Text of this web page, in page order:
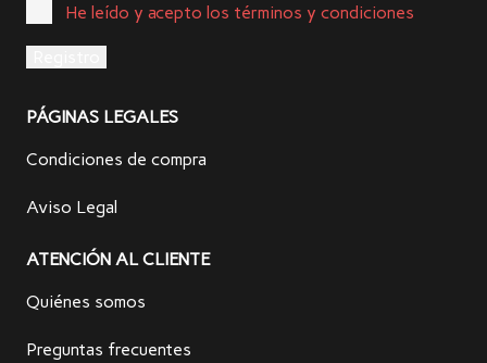
He leído y acepto los términos y condiciones
PÁGINAS LEGALES
Condiciones de compra
Aviso Legal
ATENCIÓN AL CLIENTE
Quiénes somos
Preguntas frecuentes